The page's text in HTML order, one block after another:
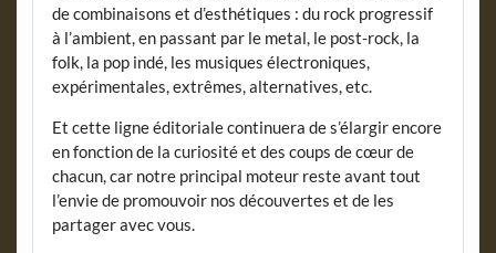
de combinaisons et d’esthétiques : du rock progressif
à l’ambient, en passant par le metal, le post-rock, la
folk, la pop indé, les musiques électroniques,
expérimentales, extrêmes, alternatives, etc.
Et cette ligne éditoriale continuera de s’élargir encore
en fonction de la curiosité et des coups de cœur de
chacun, car notre principal moteur reste avant tout
l’envie de promouvoir nos découvertes et de les
partager avec vous.